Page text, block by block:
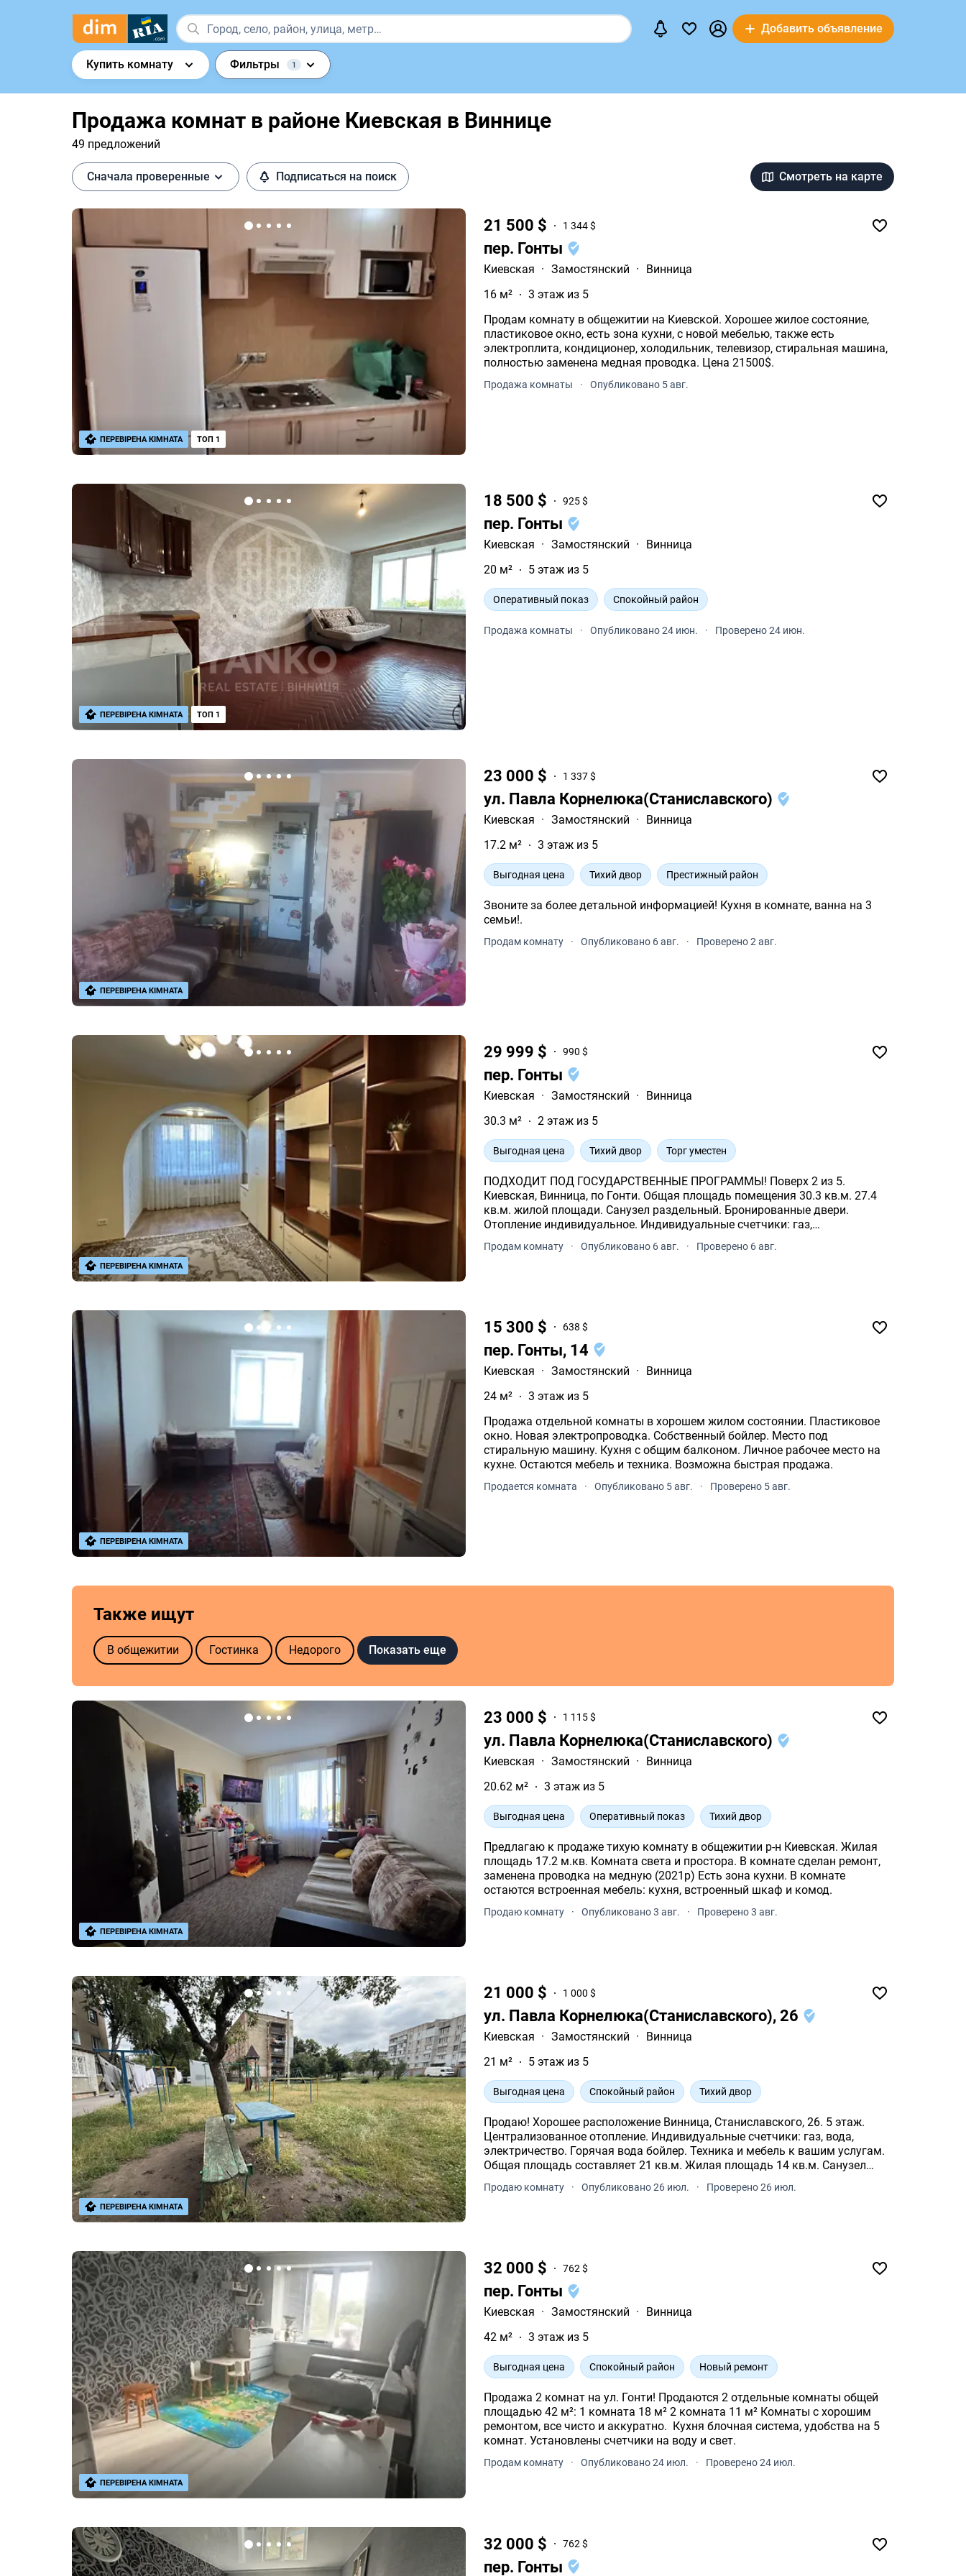
Добавить объявление
Купить комнату Фильтры 1
Продажа комнат в районе Киевская в Виннице
49 предложений
Сначала проверенные Подписаться на поиск Смотреть на карте
21 500 $ 1 344 $
пер. Гонты
Киевская · Замостянский ·
Винница
16 м²
3 этаж из 5
Продам комнату в общежитии на Киевской. Хорошее жилое состояние,
пластиковое окно, есть зона кухни, с новой мебелью, также есть
электроплита, кондиционер, холодильник, телевизор, стиральная машина,
полностью заменена медная проводка. Цена 21500$.
Продажа комнаты · Опубликовано 5 авг.
ПЕРЕВІРЕНА КІМНАТА ТОП 1
18 500 $ 925 $
пер. Гонты
Киевская · Замостянский ·
Винница
20 м²
5 этаж из 5
Оперативный показ Спокойный район
Продажа комнаты · Опубликовано 24 июн. · Проверено 24 июн.
ПЕРЕВІРЕНА КІМНАТА ТОП 1
23 000 $ 1 337 $
ул. Павла Корнелюка(Станиславского)
Киевская · Замостянский ·
Винница
17.2 м²
3 этаж из 5
Выгодная цена Тихий двор Престижный район
Звоните за более детальной информацией! Кухня в комнате, ванна на 3
семьи!.
Продам комнату · Опубликовано 6 авг. · Проверено 2 авг.
ПЕРЕВІРЕНА КІМНАТА
29 999 $ 990 $
пер. Гонты
Киевская · Замостянский ·
Винница
30.3 м²
2 этаж из 5
Выгодная цена Тихий двор Торг уместен
ПОДХОДИТ ПОД ГОСУДАРСТВЕННЫЕ ПРОГРАММЫ! Поверх 2 из 5.
Киевская, Винница, по Гонти. Общая площадь помещения 30.3 кв.м. 27.4
кв.м. жилой площади. Санузел раздельный. Бронированные двери.
Отопление индивидуальное. Индивидуальные счетчики: газ,
Продам комнату · Опубликовано 6 авг. · Проверено 6 авг.
ПЕРЕВІРЕНА КІМНАТА
15 300 $ 638 $
пер. Гонты, 14
Киевская · Замостянский ·
Винница
24 м²
3 этаж из 5
Продажа отдельной комнаты в хорошем жилом состоянии. Пластиковое
окно. Новая электропроводка. Собственный бойлер. Место под
стиральную машину. Кухня с общим балконом. Личное рабочее место на
кухне. Остаются мебель и техника. Возможна быстрая продажа.
Продается комната · Опубликовано 5 авг. · Проверено 5 авг.
ПЕРЕВІРЕНА КІМНАТА
Также ищут
В общежитии Гостинка Недорого Показать еще
23 000 $ 1 115 $
ул. Павла Корнелюка(Станиславского)
Киевская · Замостянский ·
Винница
20.62 м²
3 этаж из 5
Выгодная цена Оперативный показ Тихий двор
Предлагаю к продаже тихую комнату в общежитии р-н Киевская. Жилая
площадь 17.2 м.кв. Комната света и простора. В комнате сделан ремонт,
заменена проводка на медную (2021р) Есть зона кухни. В комнате
остаются встроенная мебель: кухня, встроенный шкаф и комод.
Продаю комнату · Опубликовано 3 авг. · Проверено 3 авг.
ПЕРЕВІРЕНА КІМНАТА
21 000 $ 1 000 $
ул. Павла Корнелюка(Станиславского), 26
Киевская · Замостянский ·
Винница
21 м²
5 этаж из 5
Выгодная цена Спокойный район Тихий двор
Продаю! Хорошее расположение Винница, Станиславского, 26. 5 этаж.
Централизованное отопление. Индивидуальные счетчики: газ, вода,
электричество. Горячая вода бойлер. Техника и мебель к вашим услугам.
Общая площадь составляет 21 кв.м. Жилая площадь 14 кв.м. Санузел
раздельный. С большим балконом.
Продаю комнату · Опубликовано 26 июл. · Проверено 26 июл.
ПЕРЕВІРЕНА КІМНАТА
32 000 $ 762 $
пер. Гонты
Киевская · Замостянский ·
Винница
42 м²
3 этаж из 5
Выгодная цена Спокойный район Новый ремонт
Продажа 2 комнат на ул. Гонти! Продаются 2 отдельные комнаты общей
площадью 42 м²: 1 комната 18 м² 2 комната 11 м² Комнаты с хорошим
ремонтом, все чисто и аккуратно. ️ Кухня блочная система, удобства на 5
комнат. Установлены счетчики на воду и свет.
Продам комнату · Опубликовано 24 июл. · Проверено 24 июл.
ПЕРЕВІРЕНА КІМНАТА
32 000 $ 762 $
пер. Гонты